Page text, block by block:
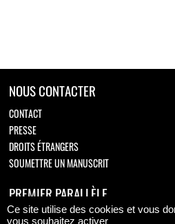
NOUS CONTACTER
CONTACT
PRESSE
DROITS ÉTRANGERS
SOUMETTRE UN MANUSCRIT
PREMIER PARALLÈLE
Retrouvez-nous sur
Ce site utilise des cookies et vous
vous souhaitez activer